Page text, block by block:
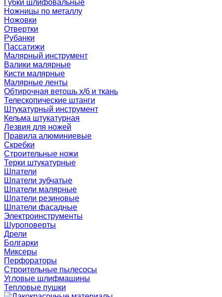
Губки шлифовальные
Ножницы по металлу
Ножовки
Отвертки
Рубанки
Пассатижи
Малярный инструмент
Валики малярные
Кисти малярные
Малярные ленты
Обтирочная ветошь х/б и ткань
Телескопические штанги
Штукатурный инструмент
Кельма штукатурная
Лезвия для ножей
Правила алюминиевые
Скребки
Строительные ножи
Терки штукатурные
Шпатели
Шпатели зубчатые
Шпатели малярные
Шпатели резиновые
Шпатели фасадные
Электроинструменты
Шуроповерты
Дрели
Болгарки
Миксеры
Перфораторы
Строительные пылесосы
Угловые шлифмашины
Тепловые пушки